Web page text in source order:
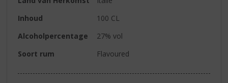
Inhoud
100 CL
Alcoholpercentage
27% vol
Soort rum
Flavoured